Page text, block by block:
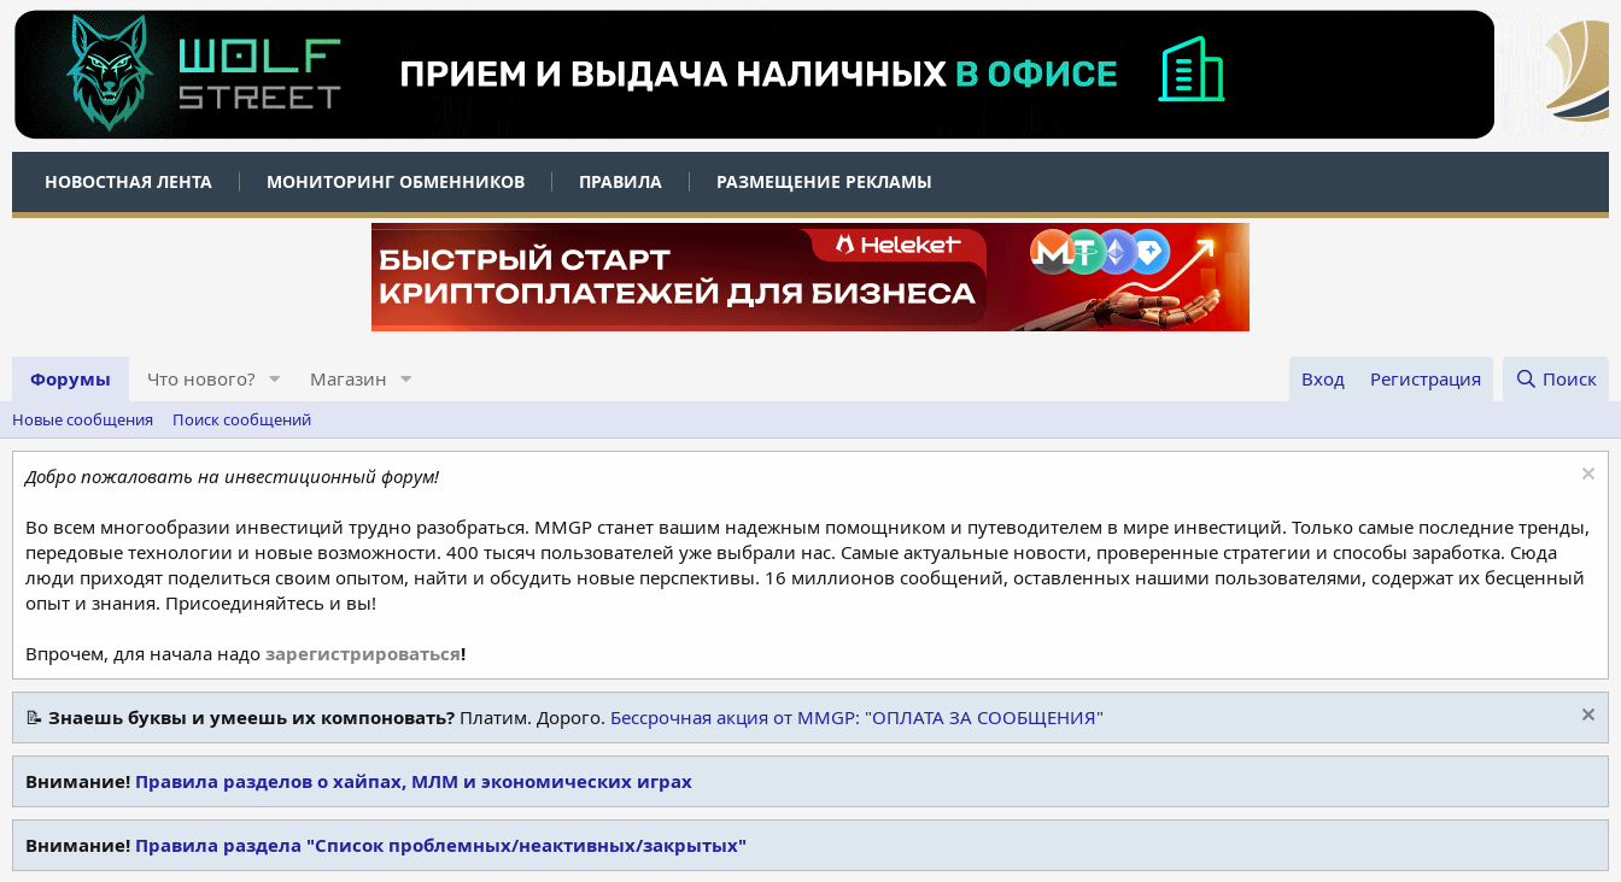
НОВОСТНАЯ ЛЕНТА МОНИТОРИНГ ОБМЕННИКОВ ПРАВИЛА РАЗМЕЩЕНИЕ РЕКЛАМЫ
Форумы Что нового? Магазин Вход Регистрация Поиск
Новые сообщения Поиск сообщений
Добро пожаловать на инвестиционный форум!
Во всем многообразии инвестиций трудно разобраться. MMGP станет вашим надежным помощником и путеводителем в мире инвестиций. Только самые последние тренды,
передовые технологии и новые возможности. 400 тысяч пользователей уже выбрали нас. Самые актуальные новости, проверенные стратегии и способы заработка. Сюда
люди приходят поделиться своим опытом, найти и обсудить новые перспективы. 16 миллионов сообщений, оставленных нашими пользователями, содержат их бесценный
опыт и знания. Присоединяйтесь и вы!
Впрочем, для начала надо зарегистрироваться!
📝 Знаешь буквы и умеешь их компоновать? Платим. Дорого. Бессрочная акция от MMGP: "ОПЛАТА ЗА СООБЩЕНИЯ"
Внимание! Правила разделов о хайпах, МЛМ и экономических играх
Внимание! Правила раздела "Список проблемных/неактивных/закрытых"